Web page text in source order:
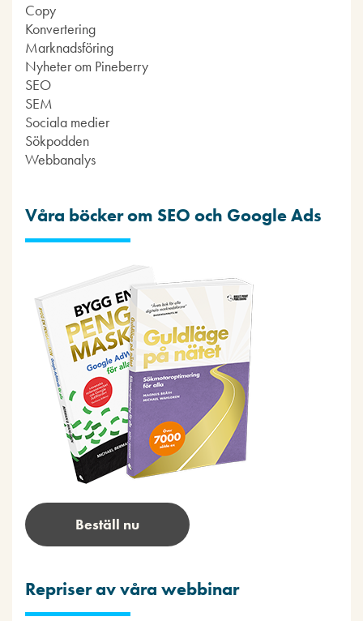
Copy
Konvertering
Marknadsföring
Nyheter om Pineberry
SEO
SEM
Sociala medier
Sökpodden
Webbanalys
Våra böcker om SEO och Google Ads
Beställ nu
Repriser av våra webbinar